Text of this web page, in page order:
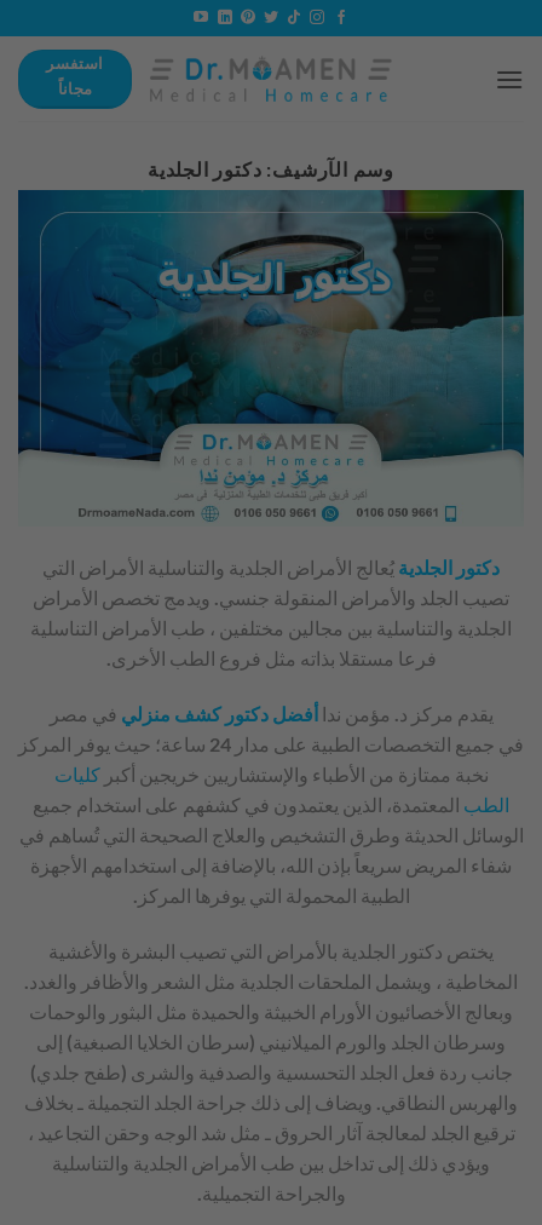
استفسر
مجاناً
وسم الآرشيف: دكتور الجلدية
دكتور الجلدية يُعالج الأمراض الجلدية والتناسلية الأمراض التي
تصيب الجلد والأمراض المنقولة جنسي. ويدمج تخصص الأمراض
الجلدية والتناسلية بين مجالين مختلفين ، طب الأمراض التناسلية
فرعا مستقلا بذاته مثل فروع الطب الأخرى.
يقدم مركز د. مؤمن نداأفضل دكتور كشف منزلي في مصر
في جميع التخصصات الطبية على مدار 24 ساعة؛ حيث يوفر المركز
نخبة ممتازة من الأطباء والإستشاريين خريجين أكبركليات
الطب المعتمدة، الذين يعتمدون في كشفهم على استخدام جميع
الوسائل الحديثة وطرق التشخيص والعلاج الصحيحة التي تُساهم في
شفاء المريض سريعاً بإذن الله، بالإضافة إلى استخدامهم الأجهزة
الطبية المحمولة التي يوفرها المركز.
يختص دكتور الجلدية بالأمراض التي تصيب البشرة والأغشية
المخاطية ، ويشمل الملحقات الجلدية مثل الشعر والأظافر والغدد.
وبعالج الأخصائيون الأورام الخبيثة والحميدة مثل البثور والوحمات
وسرطان الجلد والورم الميلانيني (سرطان الخلايا الصبغية) إلى
جانب ردة فعل الجلد التحسسية والصدفية والشرى (طفح جلدي)
والهربس النطاقي. ويضاف إلى ذلك جراحة الجلد التجميلة ـ بخلاف
ترقيع الجلد لمعالجة آثار الحروق ـ مثل شد الوجه وحقن التجاعيد ،
ويؤدي ذلك إلى تداخل بين طب الأمراض الجلدية والتناسلية
والجراحة التجميلية.